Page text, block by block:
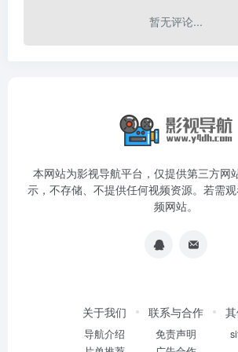
暂无评论...
本网站为影视导航平台，仅提供第三方网
示，不存储、不提供任何视频资源。若需
频网站。
关于我们
导航介绍
联系与合作
免责声明